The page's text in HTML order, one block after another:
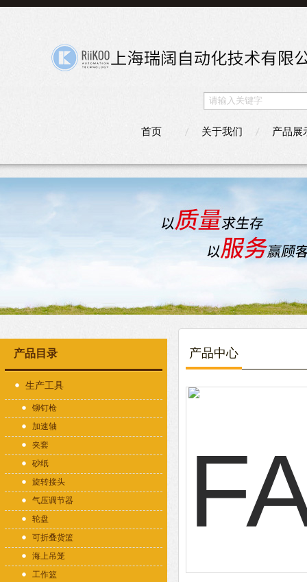
首页 关于我们 产品展
产品目录
生产工具
铆钉枪
加速轴
夹套
砂纸
旋转接头
气压调节器
轮盘
可折叠货篮
海上吊笼
工作篮
产品中心